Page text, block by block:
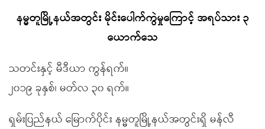
နမ္မတူမြို့နယ်အတွင်း မိုင်းပေါက်ကွဲမှုကြောင့် အရပ်သား ၃
ယောက်သေ
သတင်းနှင့် မီဒီယာ ကွန်ရက်။
၂၀၁၉ ခုနှစ်၊ မတ်လ ၃၀ ရက်။
ရှမ်းပြည်နယ် မြောက်ပိုင်း နမ္မတူမြို့နယ်အတွင်းရှိ မန်လီ